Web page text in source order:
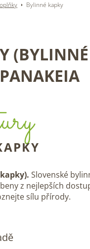
Bylinné kapky
(BYLINNÉ
Slovenské
z nejlepších
sílu přírody.